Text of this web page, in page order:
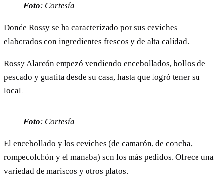
Foto: Cortesía
Donde Rossy se ha caracterizado por sus ceviches
elaborados con ingredientes frescos y de alta calidad.
Rossy Alarcón empezó vendiendo encebollados, bollos de
pescado y guatita desde su casa, hasta que logró tener su
local.
Foto: Cortesía
El encebollado y los ceviches (de camarón, de concha,
rompecolchón y el manaba) son los más pedidos. Ofrece una
variedad de mariscos y otros platos.